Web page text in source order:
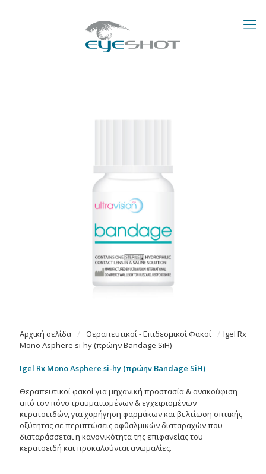
Αρχική σελίδα / Θεραπευτικοί - Επιδεσμικοί Φακοί / Igel Rx
Mono Asphere si-hy (πρώην Bandage SiH)
Igel Rx Mono Asphere si-hy (πρώην Bandage SiH)
Θεραπευτικοί φακοί για μηχανική προστασία & ανακούφιση
από τον πόνο τραυματισμένων & εγχειρισμένων
κερατοειδών, για χορήγηση φαρμάκων και βελτίωση οπτικής
οξύτητας σε περιπτώσεις οφθαλμικών διαταραχών που
διαταράσσεται η κανονικότητα της επιφανείας του
κερατοειδή και προκαλούνται ανωμαλίες.